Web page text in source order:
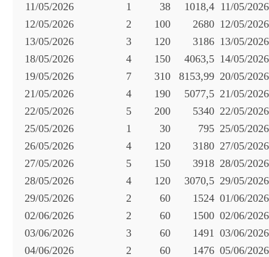
11/05/2026
1 38 1018,4 11/05/2026
12/05/2026
2 100 2680 12/05/2026
13/05/2026
3 120 3186 13/05/2026
18/05/2026
4 150 4063,5 14/05/2026
19/05/2026
7 310 8153,99 20/05/2026
21/05/2026
4 190 5077,5 21/05/2026
22/05/2026
5 200 5340 22/05/2026
25/05/2026
1 30 795 25/05/2026
26/05/2026
4 120 3180 27/05/2026
27/05/2026
5 150 3918 28/05/2026
28/05/2026
4 120 3070,5 29/05/2026
29/05/2026
2 60 1524 01/06/2026
02/06/2026
2 60 1500 02/06/2026
03/06/2026
3 60 1491 03/06/2026
04/06/2026
2 60 1476 05/06/2026